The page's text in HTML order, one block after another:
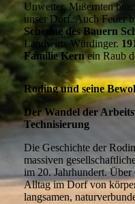
Unwetter, Mißernten
unser Dorf. Auch Feuer
Scheune des Bauern
Landwirts Würdinger.
Familie Kernein Raub
Roding und seine
Der Wandel der
Technisierung
Die Geschichte der
massiven
im 20. Jahrhundert.
Alltag im Dorf von
langsamen,